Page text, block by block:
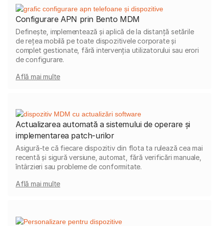
Configurare APN prin Bento MDM
Definește, implementează și aplică de la distanță setările
de rețea mobilă pe toate dispozitivele corporate și
complet gestionate, fără intervenția utilizatorului sau erori
de configurare.
Află mai multe
Actualizarea automată a sistemului de operare și
implementarea patch-urilor
Asigură-te că fiecare dispozitiv din flota ta rulează cea mai
recentă și sigură versiune, automat, fără verificări manuale,
întârzieri sau probleme de conformitate.
Află mai multe